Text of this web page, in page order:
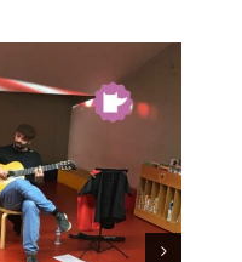
per a
festa